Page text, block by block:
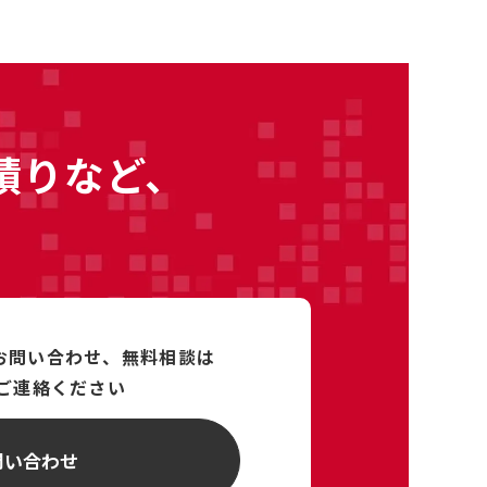
など、
い合わせ、 無料相談は
連絡ください
合わせ